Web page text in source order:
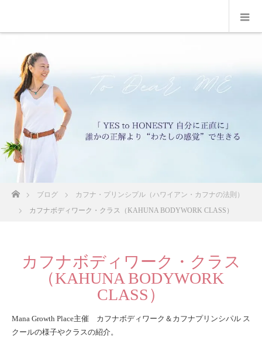
ホームブログ
カフナ・プリンシプル（ハワイアン・カフナの法則）
カフナボディワーク・クラス（KAHUNA BODYWORK CLASS）
カフナボディワーク・クラス
（KAHUNA BODYWORK
CLASS）
Mana Growth Place主催 カフナボディワーク＆カフナプリンシパル ス
クールの様子やクラスの紹介。